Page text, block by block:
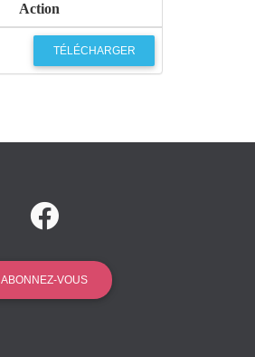
Action
TÉLÉCHARGER
ABONNEZ-VOUS